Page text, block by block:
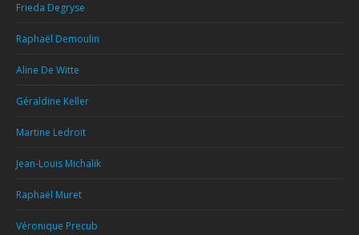
Frieda Degryse
Raphaël Demoulin
Aline De Witte
Géraldine Keller
Martine Ledroit
Jean-Louis Michalik
Raphaël Muret
Véronique Precub